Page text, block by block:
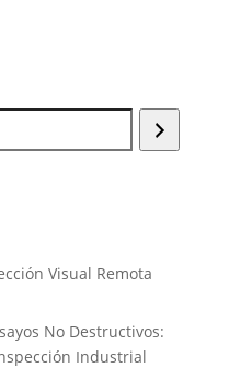
Visual Remota
No Destructivos:
Industrial